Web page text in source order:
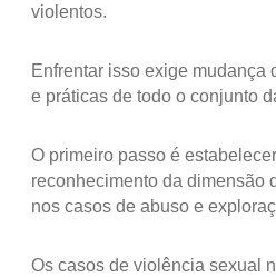
violentos.
Enfrentar isso exige mudança
e práticas de todo o conjunto
O primeiro passo é
reconhecimento da dimensão
nos casos de abuso e
Os casos de violência sexual